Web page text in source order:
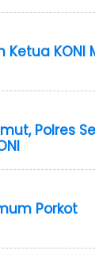
KONI
Polres
Porkot